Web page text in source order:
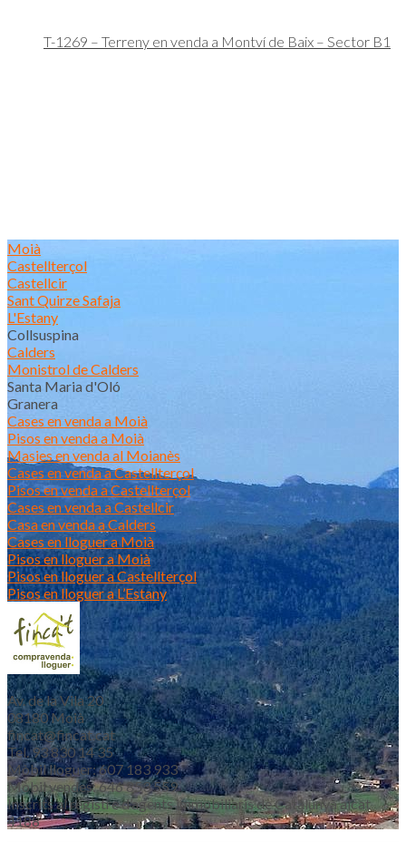
T-1269 – Terreny en venda a Montví de Baix – Sector B1
Moià
Castellterçol
Castellcir
Sant Quirze Safaja
L'Estany
Collsuspina
Calders
Monistrol de Calders
Santa Maria d'Oló
Granera
Cases en venda a Moià
Pisos en venda a Moià
Masies en venda al Moianès
Cases en venda a Castellterçol
Pisos en venda a Castellterçol
Cases en venda a Castellcir
Casa en venda a Calders
Cases en lloguer a Moià
Pisos en lloguer a Moià
Pisos en lloguer a Castellterçol
Pisos en lloguer a L’Estany
Av. de la Vila 20
08180 Moià
fincat@fincat.cat
Tel. 93 830 14 35
Mòbil lloguer: 607 183 933
Mòbil vendes: 646 853 559
Inscrits al registre d’agents immobiliaris de Catalunya aicat
4188